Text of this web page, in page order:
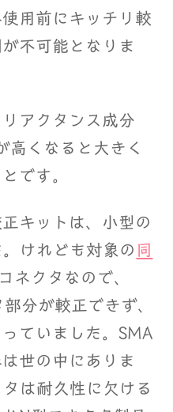
用前にキッチリ較
不可能となりま
アクタンス成分
高くなると大きく
です。
キットは、小型の
けれども対象の 同
ネクタなので、
分が較正できず、
ていました。SMA
世の中にありま
は耐久性に欠ける